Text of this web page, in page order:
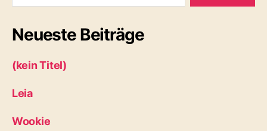
Neueste Beiträge
(kein Titel)
Leia
Wookie